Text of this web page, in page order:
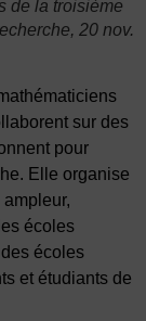
de la troisième
20 nov.
sur des
pour
Elle organise
écoles
écoles
et étudiants de